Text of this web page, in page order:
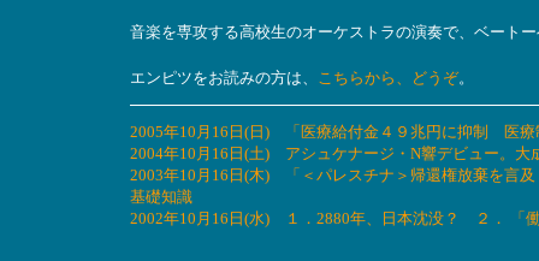
音楽を専攻する高校生のオーケストラの演奏で、ベート
エンピツをお読みの方は、 こちらから、どうぞ。
2005年10月16日(日) 「医療給付金４９兆円に抑制 医
2004年10月16日(土) アシュケナージ・N響デビュー。大
2003年10月16日(木) 「＜パレスチナ＞帰還権放棄を言
基礎知識
2002年10月16日(水) １．2880年、日本沈没？ ２． 「